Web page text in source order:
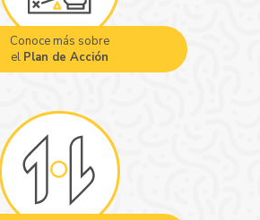
Conoce más sobre
el Plan de Acción